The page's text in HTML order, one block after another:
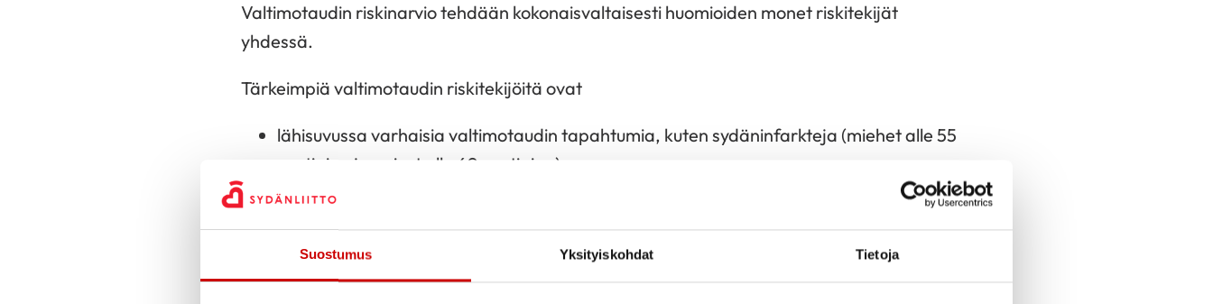
Suostumus Yksityiskohdat Tietoja
Valtimotaudin riskinarvio tehdään kokonaisvaltaisesti huomioiden monet riskitekijät
yhdessä.
Tärkeimpiä valtimotaudin riskitekijöitä ovat
lähisuvussa varhaisia valtimotaudin tapahtumia, kuten sydäninfarkteja (miehet alle 55
vuotiaina ja naiset alle 60 vuotiaina)
tupakointi ja muut nikotiinituotteet
verenpaine kotimittauksissa keskimäärin yli 135/85 mmHg
kohonnut painoindeksi (BMI yli 25 kg/m2) ja/tai vyötärönympärys (naisilla yli 90 cm ja